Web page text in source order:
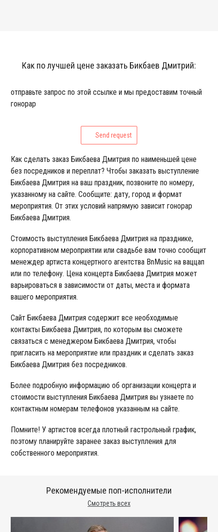
Как по лучшей цене заказать Бикбаев Дмитрий:
отправьте запрос по этой ссылке и мы предоставим точный
гонорар
Send request
Как сделать заказ Бикбаева Дмитрия по наименьшей цене
без посредников и переплат? Чтобы заказать выступление
Бикбаева Дмитрия на ваш праздник, позвоните по номеру,
указанному на сайте. Сообщите: дату, город и формат
мероприятия. От этих условий напрямую зависит гонорар
Бикбаева Дмитрия.
Стоимость выступления Бикбаева Дмитрия на празднике,
корпоративном мероприятии или свадьбе вам точно сообщит
менеждер артиста концертного агентства BnMusic на ваццап
или по телефону. Цена концерта Бикбаева Дмитрия может
варьироваться в зависимости от даты, места и формата
вашего мероприятия.
Сайт Бикбаева Дмитрия содержит все необходимые
контакты Бикбаева Дмитрия, по которым вы сможете
связаться с менеджером Бикбаева Дмитрия, чтобы
пригласить на мероприятие или праздник и сделать заказ
Бикбаева Дмитрия без посредников.
Более подробную информацию об организации концерта и
стоимости выступления Бикбаева Дмитрия вы узнаете по
контактным номерам телефонов указанным на сайте.
Помните! У артистов всегда плотный гастрольный график,
поэтому планируйте заранее заказ выступления для
собственного мероприятия.
Смотреть всех
Рекомендуемые поп-исполнители